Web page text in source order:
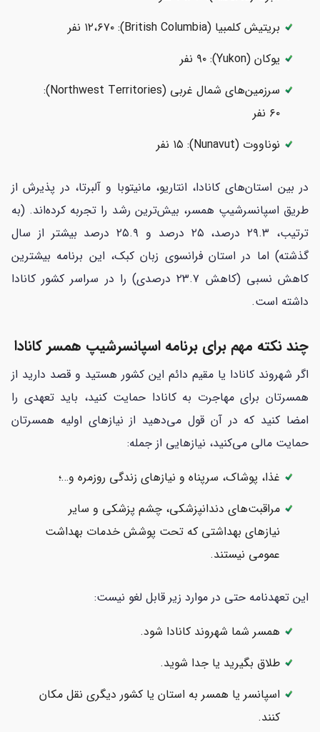
بریتیش کلمبیا (British Columbia): ۱۲،۶۷۰ نفر
یوکان (Yukon): ۹۰ نفر
سرزمین‌های شمال غربی (Northwest Territories):
۶۰ نفر
نوناووت (Nunavut): ۱۵ نفر
در بین استان‌های کانادا، انتاریو، مانیتوبا و آلبرتا، در پذیرش از
طریق اسپانسرشیپ همسر، بیش‌ترین رشد را تجربه کرده‌اند. (به
ترتیب، ۲۹.۳ درصد، ۲۵ درصد و ۲۵.۹ درصد بیشتر از سال
گذشته) اما در استان فرانسوی زبان کبک، این برنامه بیشترین
کاهش نسبی (کاهش ۲۳.۷ درصدی) را در سراسر کشور کانادا
داشته است.
چند نکته مهم برای برنامه اسپانسرشیپ همسر کانادا
اگر شهروند کانادا یا مقیم دائم این کشور هستید و قصد دارید از
همسرتان برای مهاجرت به کانادا حمایت کنید، باید تعهدی را
امضا کنید که در آن قول می‌دهید از نیازهای اولیه همسرتان
حمایت مالی می‌کنید، نیازهایی از جمله:
غذا، پوشاک، سرپناه و نیازهای زندگی روزمره و…؛
مراقبت‌های دندانپزشکی، چشم پزشکی و سایر
نیازهای بهداشتی که تحت پوشش خدمات بهداشت
عمومی نیستند.
این تعهدنامه حتی در موارد زیر قابل لغو نیست:
همسر شما شهروند کانادا شود.
طلاق بگیرید یا جدا شوید.
اسپانسر یا همسر به استان یا کشور دیگری نقل مکان
کنند.